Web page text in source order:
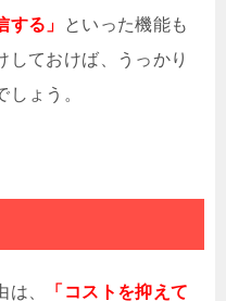
る」
といった機能も
しておけば、うっかり
ょう。
、 「コストを抑えて